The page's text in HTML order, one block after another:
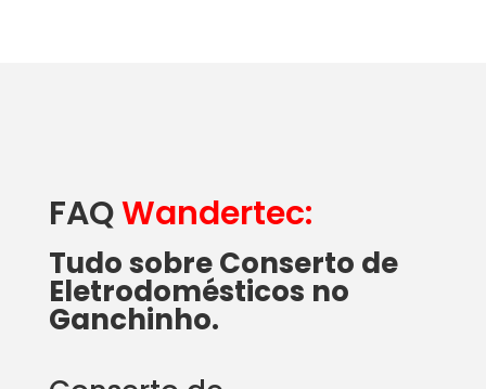
FAQWandertec:
Tudo sobre Conserto de
Eletrodomésticos no
Ganchinho.